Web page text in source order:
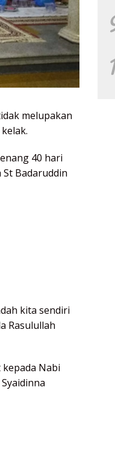
melupakan
40 hari
Badaruddin
kita sendiri
Rasulullah
Nabi